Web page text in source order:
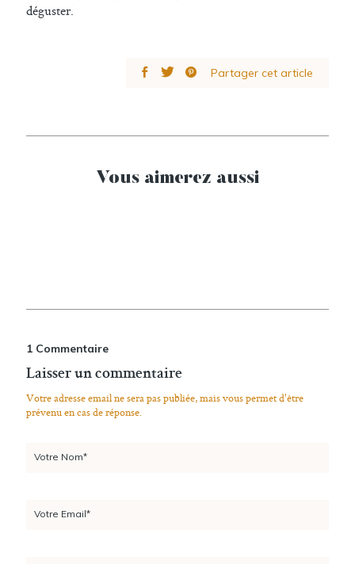
déguster.
Partager cet article
Vous aimerez aussi
1 Commentaire
Laisser un commentaire
Votre adresse email ne sera pas publiée, mais vous permet d'être
prévenu en cas de réponse.
Votre Nom*
Votre Email*